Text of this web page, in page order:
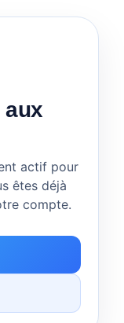
aux
actif pour
êtes déjà
compte.